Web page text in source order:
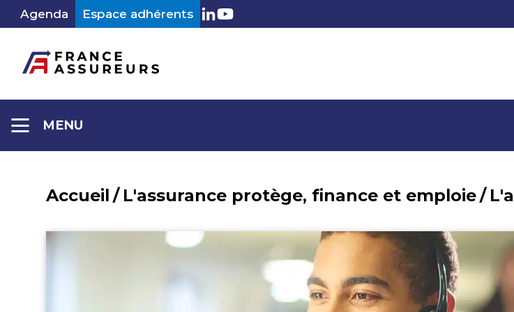
AllerAgenda Espace adhérents LinkedIn
Youtube
MENU
Accueil / L'assurance protège, finance et emploie/